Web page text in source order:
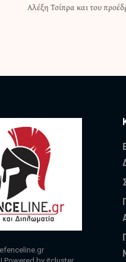
Αλέξη Τσίπρα και του